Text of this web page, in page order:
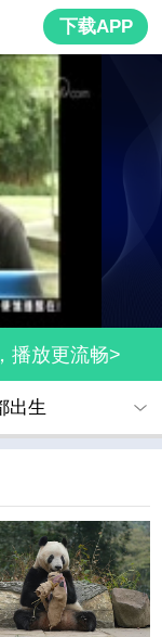
下载APP
播放更流畅>
出生